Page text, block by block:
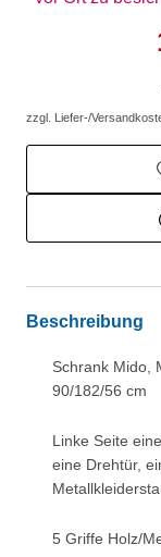
zzgl. Liefer-/
Beschreibung
Schrank Mido,
90/182/56 cm
Linke Seite
eine Drehtür,
5 Griffe Holz/